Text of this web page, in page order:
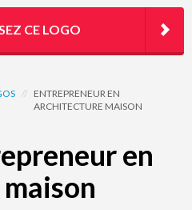
//
ENTREPRENEUR EN
ARCHITECTURE MAISON
en
CE LOGO